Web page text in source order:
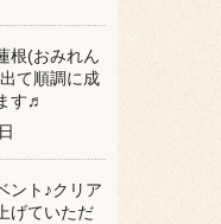
根(おみれん
て順調に成
す♬
ント♪クリア
げていただ